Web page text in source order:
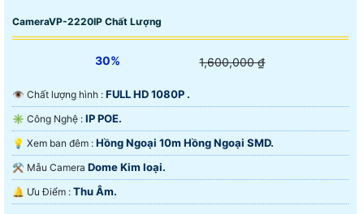
CameraVP-2220IP Chất Lượng
30% 1,600,000 ₫
👁 Chất lượng hình : FULL HD 1080P .
✳️ Công Nghệ : IP POE.
💡 Xem ban đêm : Hồng Ngoại 10m Hồng Ngoại SMD.
⚒ Mẫu Camera Dome Kim loại.
️🔔 Ưu Điểm : Thu Âm.